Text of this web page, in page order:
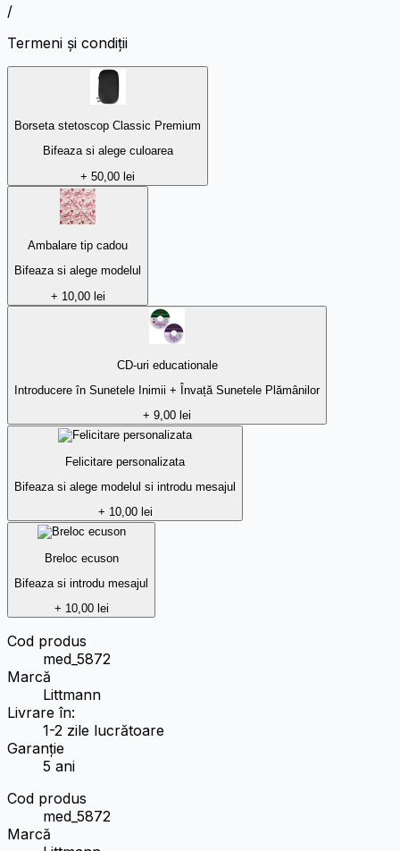
/
Termeni și condiții
Borseta stetoscop Classic Premium
Bifeaza si alege culoarea
+ 50,00 lei
Ambalare tip cadou
Bifeaza si alege modelul
+ 10,00 lei
CD-uri educationale
Introducere în Sunetele Inimii + Învață Sunetele Plămânilor
+ 9,00 lei
Felicitare personalizata
Bifeaza si alege modelul si introdu mesajul
+ 10,00 lei
Breloc ecuson
Bifeaza si introdu mesajul
+ 10,00 lei
Cod produs
med_5872
Marcă
Littmann
Livrare în:
1-2 zile lucrătoare
Garanție
5 ani
Cod produs
med_5872
Marcă